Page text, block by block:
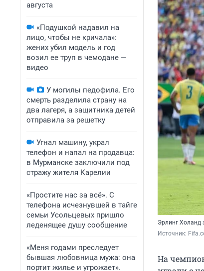
августа
«Подушкой надавил на
лицо, чтобы не кричала»:
жених убил модель и год
возил ее труп в чемодане —
видео
У могилы педофила. Его
смерть разделила страну на
два лагеря, а защитника детей
отправила за решетку
Угнал машину, украл
телефон и напал на продавца:
в Мурманске заключили под
стражу жителя Карелии
«Простите нас за всё». С
телефона исчезнувшей в тайге
семьи Усольцевых пришло
леденящее душу сообщение
«Меня годами преследует
бывшая любовница мужа: она
портит жилье и угрожает».
Эрлинг Холанд
Источник:
На